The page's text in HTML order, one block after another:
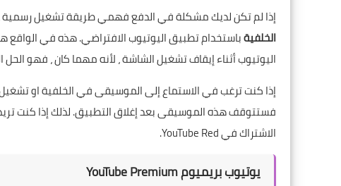
إذا لم تكن لديك مشكلة في الدفع فهمي طريقة تشغيل رسمية
الخلفيةباستخدام تطبيق اليوتيوب الافتراضي. هذه في
اليوتيوب أثناء إيقاف تشغيل الشاشة ، لأنه مهما كان ، فهو
فستتوقف هذه الموسيقى بعد إغلاق التطبيق. لذلك إذا كنت
الاشتراك في YouTube Red.
يوتيوب بريميوم YouTube Premium